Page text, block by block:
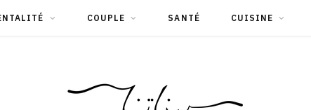
COUPLE SANTÉ CUISINE